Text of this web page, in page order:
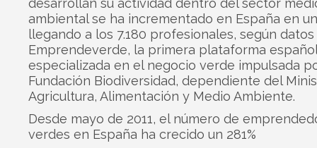
desarrollan su actividad dentro del sector
ambiental se ha incrementado en España en un
llegando a los 7.180 profesionales, según
Emprendeverde, la primera plataforma
especializada en el negocio verde impulsada
Fundación Biodiversidad, dependiente del
Agricultura, Alimentación y Medio Ambiente.
Desde mayo de 2011, el número de
verdes en España ha crecido un 281%